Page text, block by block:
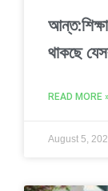
থাকছে
READ MORE
August 5,